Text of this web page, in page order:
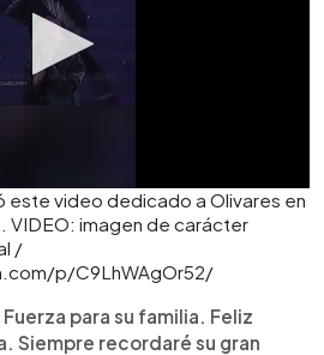
este video dedicado a Olivares en
VIDEO: imagen de carácter
/
p/C9LhWAgOr52/
para su familia. Feliz
Siempre recordaré su gran